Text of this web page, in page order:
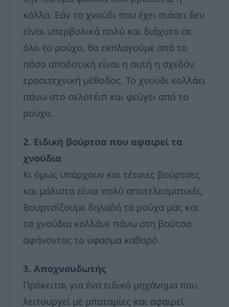
κόλλα. Εάν το χνούδι που έχει πιάσει δεν
είναι υπερβολικά πολύ και διάχυτο σε
όλο το ρούχο, θα εκπλαγούμε από το
πόσο αποδοτική είναι η αυτή η σχεδόν
ερασιτεχνική μέθοδος. Το χνούδι κολλάει
πάνω στο σελοτέιπ και φεύγει από το
ρούχο.
2. Ειδική βούρτσα που αφαιρεί τα
χνούδια
Κι όμως υπάρχουν και τέτοιες βούρτσες
και μάλιστα είναι πολύ αποτελεσματικές.
Βουρτσίζουμε δηλαδή τα ρούχα μας και
τα χνούδια κολλάνε πάνω στη βούτσα
αφήνοντας το ύφασμα καθαρό.
3. Αποχνουδωτής
Πρόκειται για ένα ειδικό μηχάνημα που
λειτουργεί με μπαταρίες και αφαιρεί